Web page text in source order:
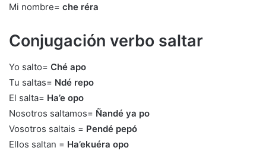
Mi nombre= che réra
Conjugación verbo saltar
Yo salto= Ché apo
Tu saltas= Ndé repo
El salta= Ha’e opo
Nosotros saltamos= Ñandé ya po
Vosotros saltais = Pendé pepó
Ellos saltan = Ha’ekuéra opo